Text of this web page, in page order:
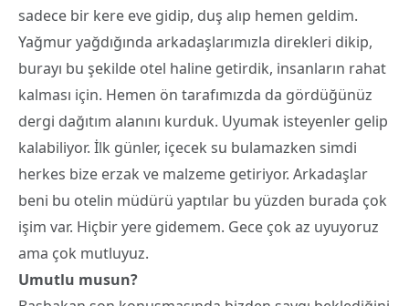
sadece bir kere eve gidip, duş alıp hemen geldim.
Yağmur yağdığında arkadaşlarımızla direkleri dikip,
burayı bu şekilde otel haline getirdik, insanların rahat
kalması için. Hemen ön tarafımızda da gördüğünüz
dergi dağıtım alanını kurduk. Uyumak isteyenler gelip
kalabiliyor. İlk günler, içecek su bulamazken simdi
herkes bize erzak ve malzeme getiriyor. Arkadaşlar
beni bu otelin müdürü yaptılar bu yüzden burada çok
işim var. Hiçbir yere gidemem. Gece çok az uyuyoruz
ama çok mutluyuz.
Umutlu musun?